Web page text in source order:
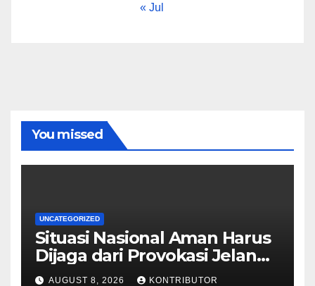
« Jul
You missed
UNCATEGORIZED
Situasi Nasional Aman Harus
Dijaga dari Provokasi Jelang
HUT ke-81 RI
AUGUST 8, 2026 KONTRIBUTOR